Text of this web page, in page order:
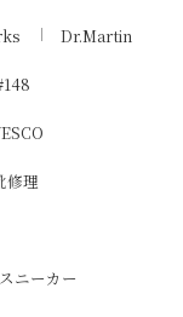
Dr.Martin
修理
スニーカー